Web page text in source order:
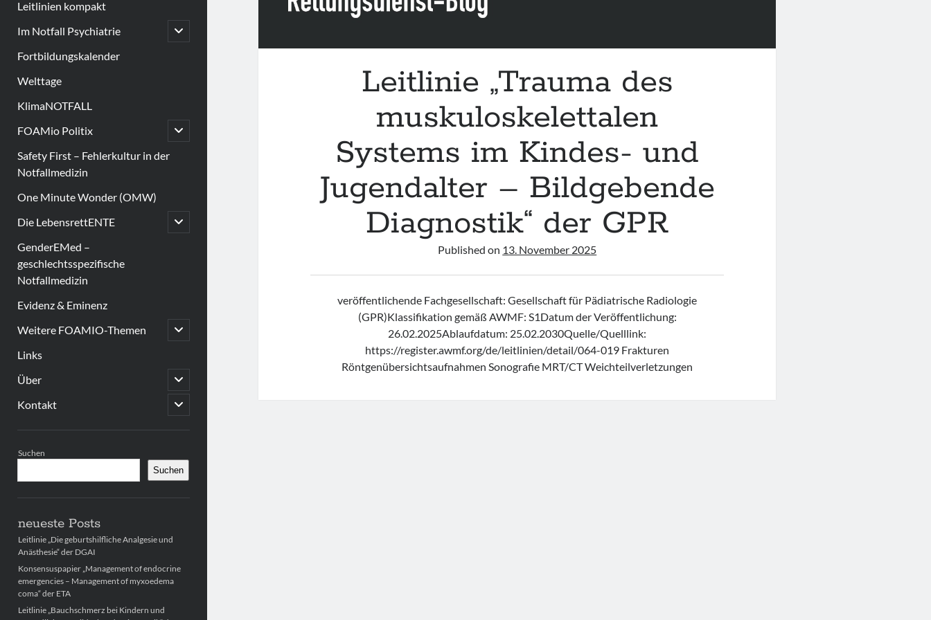
Leitlinien kompakt
Im Notfall Psychiatrie
open
child
Fortbildungskalender
Welttage
KlimaNOTFALL
FOAMio Politix
open
child
Safety First – Fehlerkultur in der
Notfallmedizin
One Minute Wonder (OMW)
Die LebensrettENTE
open
child
GenderEMed –
geschlechtsspezifische
Notfallmedizin
Evidenz & Eminenz
Weitere FOAMIO-Themen
open
child
Links
Über
open
child
menu
Kontakt
open
child
Suchen
Suchen
neueste Posts
Leitlinie „Die geburtshilfliche Analgesie und
Anästhesie“ der DGAI
Konsensuspapier „Management of endocrine
emergencies – Management of myxoedema
coma“ der ETA
Leitlinie „Bauchschmerz bei Kindern und
Leitlinie „Trauma des
muskuloskelettalen
Systems im Kindes- und
Jugendalter – Bildgebende
Diagnostik“ der GPR
Published on 13. November 2025
veröffentlichende Fachgesellschaft: Gesellschaft für Pädiatrische Radiologie
(GPR)Klassifikation gemäß AWMF: S1Datum der Veröffentlichung:
26.02.2025Ablaufdatum: 25.02.2030Quelle/Quelllink:
https://register.awmf.org/de/leitlinien/detail/064-019 Frakturen
Röntgenübersichtsaufnahmen Sonografie MRT/CT Weichteilverletzungen